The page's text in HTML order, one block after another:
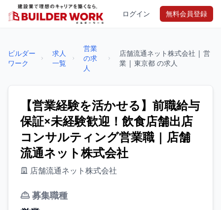
ログイン 無料会員登録
ビルダー
ワーク
求人
一覧
営業
の求
人
店舗流通ネット株式会社 | 営
業 | 東京都 の求人
【営業経験を活かせる】前職給与
保証×未経験歓迎！飲食店舗出店
コンサルティング営業職 | 店舗
流通ネット株式会社
店舗流通ネット株式会社
募集職種